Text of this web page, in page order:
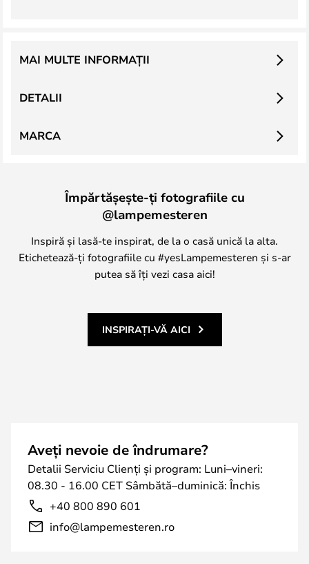
DETALII
MAI MULTE INFORMAȚII
MARCA
Împărtășește-ți fotografiile cu
@lampemesteren
Inspiră și lasă-te inspirat, de la o casă unică la alta.
Etichetează-ți fotografiile cu #yesLampemesteren și s-ar
putea să îți vezi casa aici!
INSPIRAȚI-VĂ AICI
Aveți nevoie de îndrumare?
Detalii Serviciu Clienți și program: Luni–vineri:
08.30 - 16.00 CET Sâmbătă–duminică: Închis
+40 800 890 601
info@lampemesteren.ro